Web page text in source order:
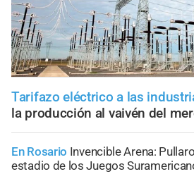
Tarifazo eléctrico a las
la producción al vaivén del
En Rosario Invencible Arena:
estadio de los Juegos